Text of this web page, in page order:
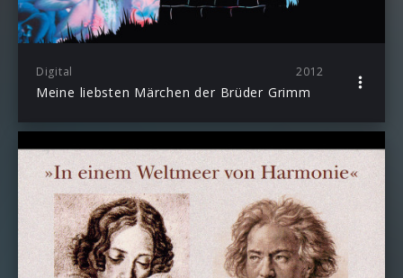
Digital 2012
Meine liebsten Märchen der Brüder Grimm